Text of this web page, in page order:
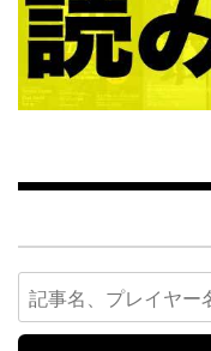
Search
for: